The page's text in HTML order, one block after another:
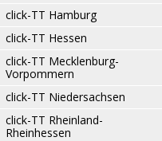
click-TT Hamburg
click-TT Hessen
click-TT Mecklenburg-
Vorpommern
click-TT Niedersachsen
click-TT Rheinland-
Rheinhessen